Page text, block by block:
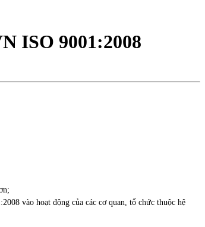
ISO 9001:2008
vào hoạt động của các cơ quan, tổ chức thuộc hệ